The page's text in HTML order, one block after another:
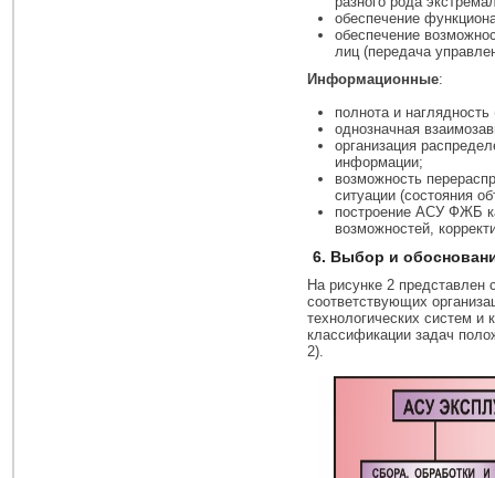
обеспечение
обеспечение
лиц (передача
Информационные:
полнота и
однозначная
организация
информации;
возможность
ситуации (состояния
построение АСУ ФЖБ
возможностей,
6. Выбор и
На рисунке 2
соответствующих
технологических систем
классификации задач
2).